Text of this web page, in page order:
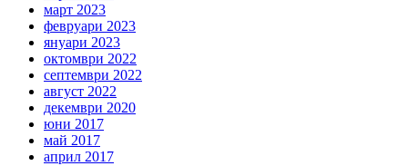
март 2023
февруари 2023
януари 2023
октомври 2022
септември 2022
август 2022
декември 2020
юни 2017
май 2017
април 2017